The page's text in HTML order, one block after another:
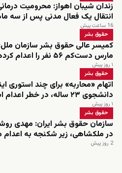
زندان شیبان اهواز: محرومیت
انتقال یک فعال مدنی پس از سه
16 ساعت پیش
حقوق بشر
کمیسر عالی حقوق بشر سازمان
مارس دست‌کم ۵۶ نفر را اعدام کرده است
۱ روز پیش
حقوق بشر
اتهام «محاربه» برای چند استوری
دانشجوی ۲۳ ساله، در خطر اعدام است
۱ روز پیش
حقوق بشر
سازمان حقوق بشر ایران: مهدی
در ملکشاهی، زیر شکنجه به
2 روز پیش